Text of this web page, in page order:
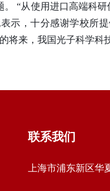
。“从使用进口高端科
示，十分感谢学校所
来，我国光子科学
联系我们
上海市浦东新区华